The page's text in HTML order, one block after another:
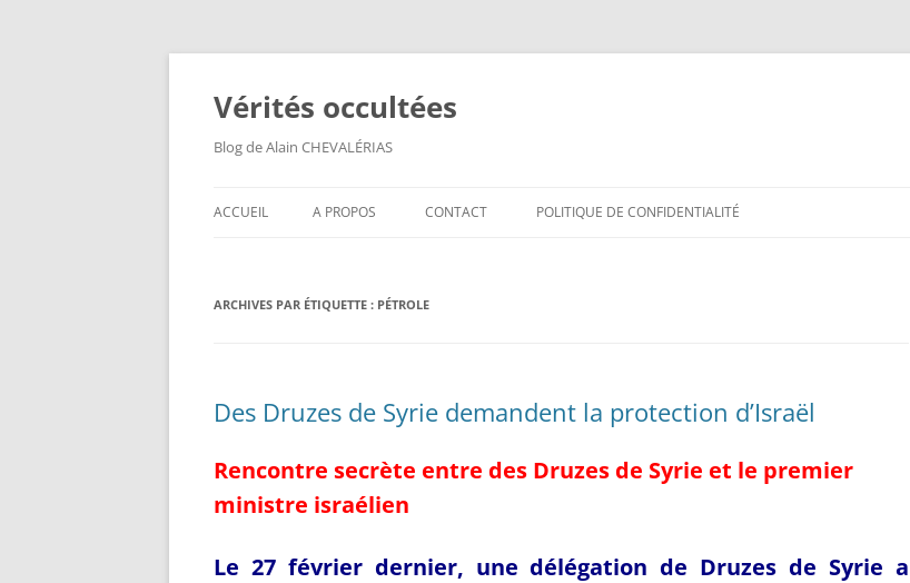
Aller
contenu
Vérités occultées
Blog de Alain CHEVALÉRIAS
ACCUEIL A PROPOS CONTACT POLITIQUE DE CONFIDENTIALITÉ
ARCHIVES PAR ÉTIQUETTE : PÉTROLE
Des Druzes de Syrie demandent la protection d’Israël
Rencontre secrète entre des Druzes de Syrie et le premier
ministre israélien
Le 27 février dernier, une délégation de Druzes de Syrie a